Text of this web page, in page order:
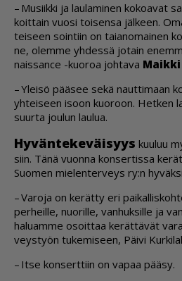
– Mu­siik­ki ja lau­la­mi­nen ko­ko­a­vat
koit­tain vuo­si toi­sen­sa jäl­keen.
tei­seen soin­tiin on tai­a­no­mai­nen
ne, olem­me yh­des­sä jo­tain
nais­san­ce -kuo­roa joh­ta­va
– Ylei­sö pää­see sekä naut­ti­maan
yh­tei­seen isoon kuo­roon. Het­ken
suur­ta jou­lun lau­lua.
Hy­vän­te­ke­väi­syys kuu­luu
siin. Tänä vuon­na kon­ser­tis­sa
Suo­men mie­len­ter­veys ry:n
– Va­ro­ja on ke­rät­ty eri
per­heil­le, nuo­ril­le, van­huk­sil­le ja
ha­lu­am­me osoit­taa ke­rät­tä­vät
veys­työn tu­ke­mi­seen, Päi­vi
– It­se kon­sert­tiin on va­paa pää­sy.